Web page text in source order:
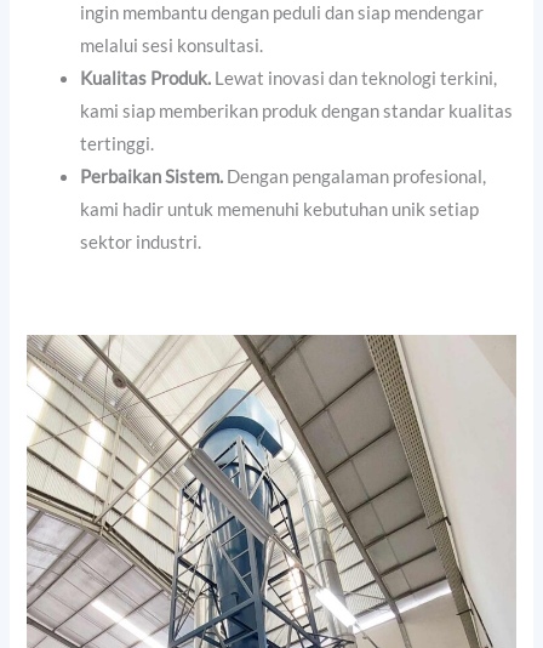
ingin membantu dengan peduli dan siap mendengar
melalui sesi konsultasi.
Kualitas Produk. Lewat inovasi dan teknologi terkini,
kami siap memberikan produk dengan standar kualitas
tertinggi.
Perbaikan Sistem. Dengan pengalaman profesional,
kami hadir untuk memenuhi kebutuhan unik setiap
sektor industri.